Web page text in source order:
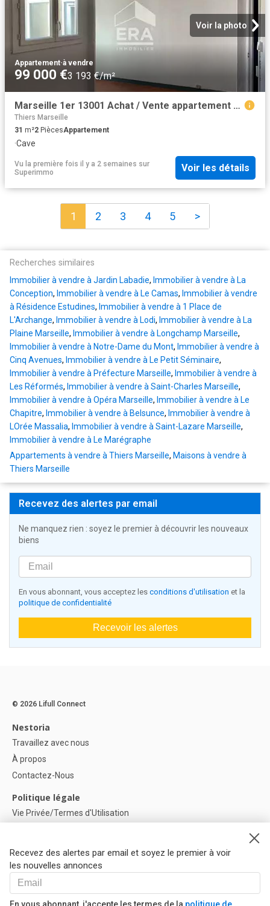
Voir la photo
Appartement·à vendre
99 000 €3 193 €/m²
Marseille 1er 13001 Achat / Vente appartement 2 pièces t2 au dernier étage cave
Thiers Marseille
31 m²2 PiècesAppartement
·Cave
Vu la première fois il y a 2 semaines sur
Superimmo
Voir les détails
1 2 3 4 5 >
Recherches similaires
Immobilier à vendre à Jardin Labadie, Immobilier à vendre à La
Conception, Immobilier à vendre à Le Camas, Immobilier à vendre
à Résidence Estudines, Immobilier à vendre à 1 Place de
L'Archange, Immobilier à vendre à Lodi, Immobilier à vendre à La
Plaine Marseille, Immobilier à vendre à Longchamp Marseille,
Immobilier à vendre à Notre-Dame du Mont, Immobilier à vendre à
Cinq Avenues, Immobilier à vendre à Le Petit Séminaire,
Immobilier à vendre à Préfecture Marseille, Immobilier à vendre à
Les Réformés, Immobilier à vendre à Saint-Charles Marseille,
Immobilier à vendre à Opéra Marseille, Immobilier à vendre à Le
Chapitre, Immobilier à vendre à Belsunce, Immobilier à vendre à
LOrée Massalia, Immobilier à vendre à Saint-Lazare Marseille,
Immobilier à vendre à Le Marégraphe
Appartements à vendre à Thiers Marseille, Maisons à vendre à
Thiers Marseille
Recevez des alertes par email
Ne manquez rien : soyez le premier à découvrir les nouveaux
biens
En vous abonnant, vous acceptez les conditions d'utilisation et la
politique de confidentialité
Recevoir les alertes
Recevez des alertes par email et soyez le premier à voir
les nouvelles annonces
© 2026 Lifull Connect
Nestoria
Travaillez avec nous
À propos
Contactez-Nous
Politique légale
Vie Privée/Termes d'Utilisation
Paramètres des cookies
Aide
FAQ